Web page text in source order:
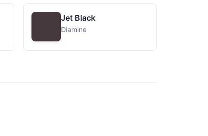
Jet Black
Diamine